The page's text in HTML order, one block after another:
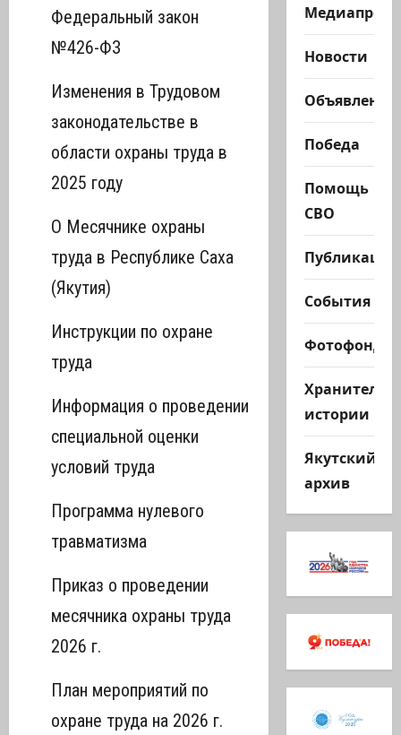
Федеральный закон
№426-ФЗ
Изменения в Трудовом
законодательстве в
области охраны труда в
2025 году
О Месячнике охраны
труда в Республике Саха
(Якутия)
Инструкции по охране
труда
Информация о проведении
специальной оценки
условий труда
Программа нулевого
травматизма
Приказ о проведении
месячника охраны труда
2026 г.
План мероприятий по
охране труда на 2026 г.
Новости
Объявления
Победа
Помощь
СВО
Публикации
События
Фотофонд
Хранители
истории
Якутский
архив